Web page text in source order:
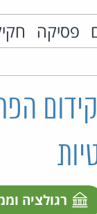
פסיקה
רגולציה